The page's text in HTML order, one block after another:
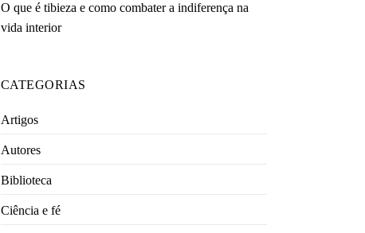
O que é tibieza e como combater a indiferença na
vida interior
CATEGORIAS
Artigos
Autores
Biblioteca
Ciência e fé